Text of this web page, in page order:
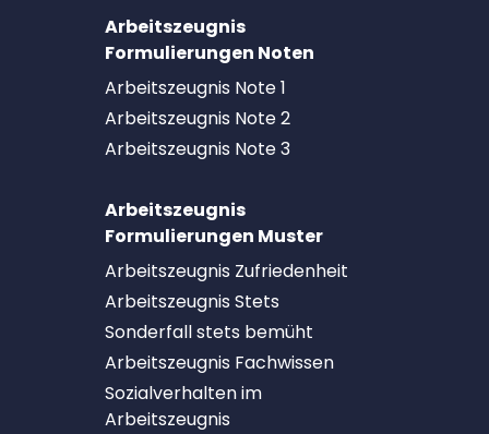
Arbeitszeugnis
Formulierungen Noten
Arbeitszeugnis Note 1
Arbeitszeugnis Note 2
Arbeitszeugnis Note 3
Arbeitszeugnis
Formulierungen Muster
Arbeitszeugnis Zufriedenheit
Arbeitszeugnis Stets
Sonderfall stets bemüht
Arbeitszeugnis Fachwissen
Sozialverhalten im
Arbeitszeugnis